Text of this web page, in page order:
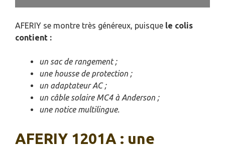
AFERIY se montre très généreux, puisque le colis
contient :
un sac de rangement ;
une housse de protection ;
un adaptateur AC ;
un câble solaire MC4 à Anderson ;
une notice multilingue.
AFERIY 1201A : une